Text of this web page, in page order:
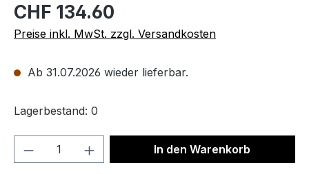
CHF 134.60
Preise inkl. MwSt. zzgl. Versandkosten
Ab 31.07.2026 wieder lieferbar.
Lagerbestand: 0
Produkt Anzahl: Gib denIn den Warenkorb